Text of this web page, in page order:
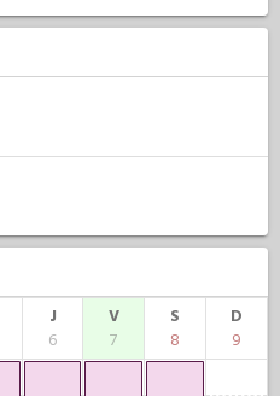
J
6
V
7
S
8
D
9